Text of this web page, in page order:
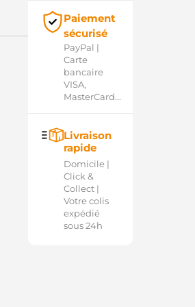
Paiement
sécurisé
PayPal |
Carte
bancaire
VISA,
MasterCard...
Livraison
rapide
Domicile |
Click &
Collect |
Votre colis
expédié
sous 24h